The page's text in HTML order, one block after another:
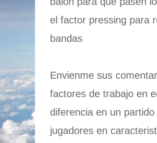
el factor pressing para
bandas
Envienme sus
factores de trabajo en
diferencia en un
jugadores en